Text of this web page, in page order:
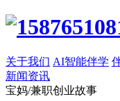
关于我们 AI智能伴学
新闻资讯
宝妈/兼职创业故事